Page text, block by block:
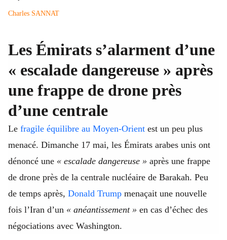
Charles SANNAT
Les Émirats s’alarment d’une
« escalade dangereuse » après
une frappe de drone près
d’une centrale
Le fragile équilibre au Moyen-Orient est un peu plus
menacé. Dimanche 17 mai, les Émirats arabes unis ont
dénoncé une « escalade dangereuse » après une frappe
de drone près de la centrale nucléaire de Barakah. Peu
de temps après, Donald Trump menaçait une nouvelle
fois l’Iran d’un « anéantissement » en cas d’échec des
négociations avec Washington.